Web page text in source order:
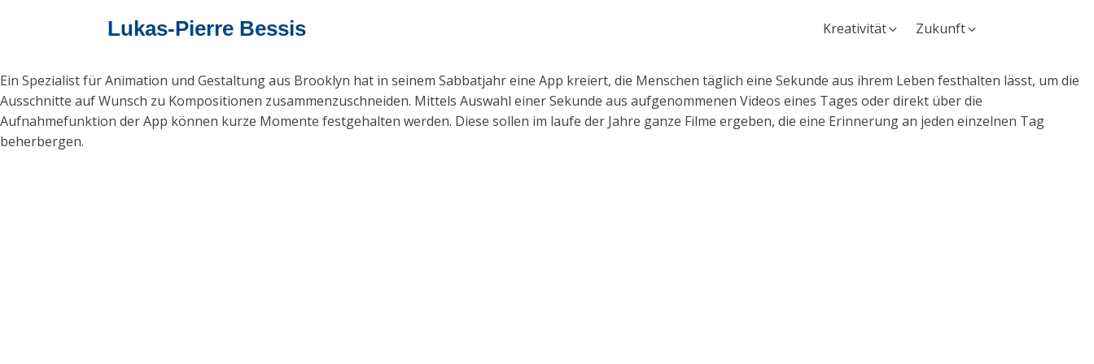
Lukas-Pierre Bessis Kreativität Zukunft
Ein Spezialist für Animation und Gestaltung aus Brooklyn hat in seinem Sabbatjahr eine App kreiert, die Menschen täglich eine Sekunde aus ihrem Leben festhalten lässt, um die
Ausschnitte auf Wunsch zu Kompositionen zusammenzuschneiden. Mittels Auswahl einer Sekunde aus aufgenommenen Videos eines Tages oder direkt über die
Aufnahmefunktion der App können kurze Momente festgehalten werden. Diese sollen im laufe der Jahre ganze Filme ergeben, die eine Erinnerung an jeden einzelnen Tag
beherbergen.